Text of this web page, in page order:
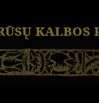
kalbos